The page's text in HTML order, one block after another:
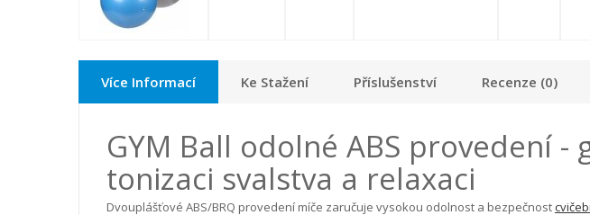
Více Informací Ke Stažení Příslušenství Recenze (0)
GYM Ball odolné ABS provedení -
tonizaci svalstva a relaxaci
Dvouplášťové ABS/BRQ provedení míče zaručuje vysokou odolnost a bezpečnost